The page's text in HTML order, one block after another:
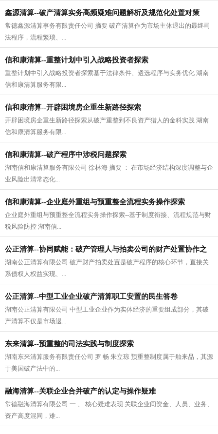
鑫源清算--破产清算实务高频疑难问题解析及规范化处置对策
常德鑫源清算事务有限责任公司 摘要 破产清算作为市场主体退出的最终司
法程序，流程繁琐、...
信和康清算--重整计划中引入战略投资者探索
重整计划中引入战略投资者探索基于法律条件、遴选程序与实务优化 湖南
信和康清算服务有限...
信和康清算--开辟困境房企重生新路径探索
开辟困境房企重生新路径探索从破产重整到不良资产猎人的金科实践 湖南
信和康清算服务有限...
信和康清算--破产程序中涉税问题探索
湖南信和康清算服务有限公司 徐林海 摘要 ： 在市场经济结构深度调整与企
业风险出清常态化...
信和康清算--企业庭外重组与预重整全流程实务操作探索
企业庭外重组与预重整全流程实务操作探索--基于制度衔接、流程规范与财
税风险防控 湖南信...
公正清算--协同赋能：破产管理人与拍卖公司的财产处置协作之
道
湖南公正清算有限公司 破产财产拍卖处置是破产程序的核心环节，直接关
系债权人权益实现、...
公正清算--中型工业企业破产清算职工安置的民生答卷
湖南公正清算有限公司 中型工业企业作为实体经济的重要组成部分，其破
产清算不仅是市场退...
东来清算--预重整的司法实践与制度探索
湖南东来清算服务有限责任公司 罗 畅 朱立琼 预重整制度属于舶来品，其源
于美国破产法中的...
融海清算--关联企业合并破产的认定与操作疑难
常德融海清算有限公司 一 、 核心疑难表现 关联企业间资金、人员、业务、
资产高度混同，难...